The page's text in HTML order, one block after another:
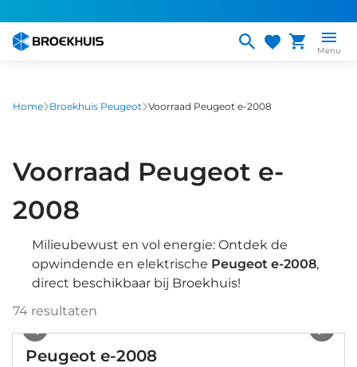
naar
gaan
Menu
Home Broekhuis Peugeot Voorraad Peugeot e-2008
Voorraad Peugeot e-
2008
Milieubewust en vol energie: Ontdek de
opwindende en elektrische Peugeot e-2008,
direct beschikbaar bij Broekhuis!
74 resultaten
Peugeot e-2008